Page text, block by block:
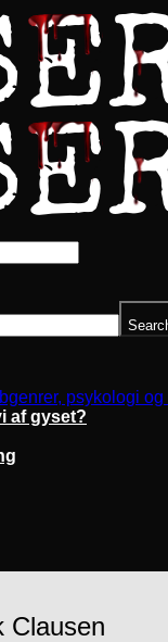
psykologi
af gyset?
Clausen